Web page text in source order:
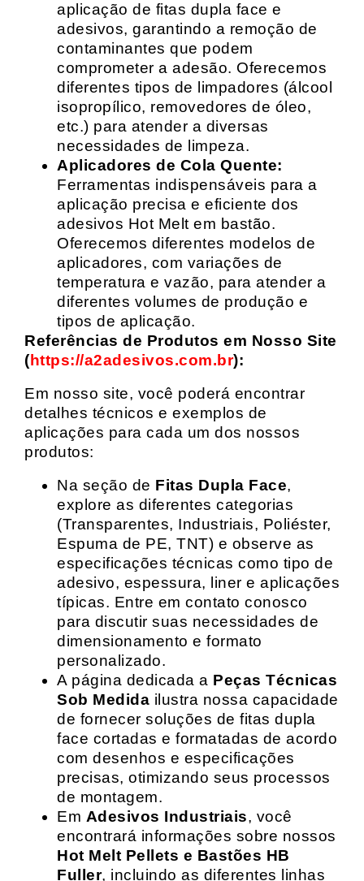
aplicação de fitas dupla face e
adesivos, garantindo a remoção de
contaminantes que podem
comprometer a adesão. Oferecemos
diferentes tipos de limpadores (álcool
isopropílico, removedores de óleo,
etc.) para atender a diversas
necessidades de limpeza.
Aplicadores de Cola Quente:
Ferramentas indispensáveis para a
aplicação precisa e eficiente dos
adesivos Hot Melt em bastão.
Oferecemos diferentes modelos de
aplicadores, com variações de
temperatura e vazão, para atender a
diferentes volumes de produção e
tipos de aplicação.
Referências de Produtos em Nosso Site
(https://a2adesivos.com.br):
Em nosso site, você poderá encontrar
detalhes técnicos e exemplos de
aplicações para cada um dos nossos
produtos:
Na seção de Fitas Dupla Face,
explore as diferentes categorias
(Transparentes, Industriais, Poliéster,
Espuma de PE, TNT) e observe as
especificações técnicas como tipo de
adesivo, espessura, liner e aplicações
típicas. Entre em contato conosco
para discutir suas necessidades de
dimensionamento e formato
personalizado.
A página dedicada a Peças Técnicas
Sob Medida ilustra nossa capacidade
de fornecer soluções de fitas dupla
face cortadas e formatadas de acordo
com desenhos e especificações
precisas, otimizando seus processos
de montagem.
Em Adesivos Industriais, você
encontrará informações sobre nossos
Hot Melt Pellets e Bastões HB
Fuller, incluindo as diferentes linhas